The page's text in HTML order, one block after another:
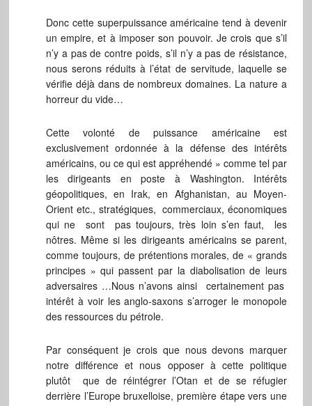
Donc cette superpuissance américaine tend à devenir
un empire, et à imposer son pouvoir. Je crois que s’il
n’y a pas de contre poids, s’il n’y a pas de résistance,
nous serons réduits à l’état de servitude, laquelle se
vérifie déjà dans de nombreux domaines. La nature a
horreur du vide…
Cette volonté de puissance américaine est
exclusivement ordonnée à la défense des intérêts
américains, ou ce qui est appréhendé » comme tel par
les dirigeants en poste à Washington. Intérêts
géopolitiques, en Irak, en Afghanistan, au Moyen-
Orient etc., stratégiques, commerciaux, économiques
qui ne sont pas toujours, très loin s’en faut, les
nôtres. Même si les dirigeants américains se parent,
comme toujours, de prétentions morales, de « grands
principes » qui passent par la diabolisation de leurs
adversaires …Nous n’avons ainsi certainement pas
intérêt à voir les anglo-saxons s’arroger le monopole
des ressources du pétrole.
Par conséquent je crois que nous devons marquer
notre différence et nous opposer à cette politique
plutôt que de réintégrer l’Otan et de se réfugier
derrière l’Europe bruxelloise, première étape vers une